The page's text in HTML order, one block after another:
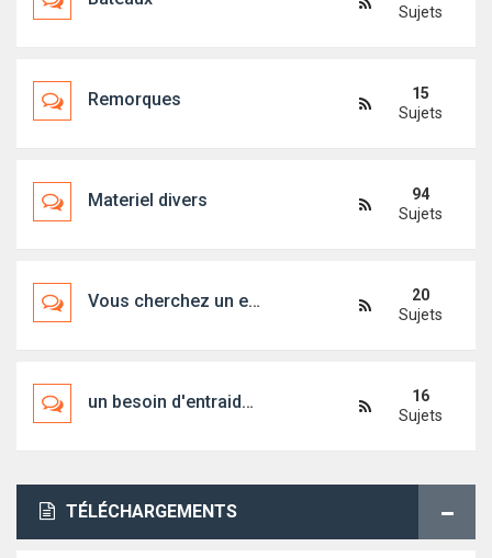
Sujets
Remorques
15
Sujets
Materiel divers
94
Sujets
Vous cherchez un embarquement, un bateau, un skipper...
20
Sujets
un besoin d'entraide ?
16
Sujets
TÉLÉCHARGEMENTS